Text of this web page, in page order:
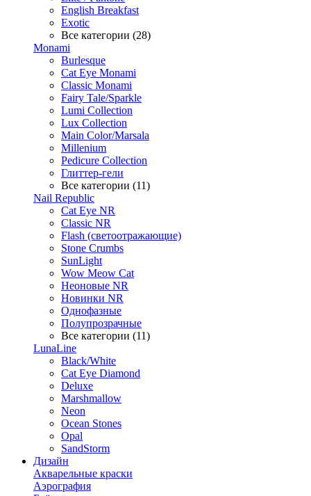
English Breakfast
Exotic
Все категории (28)
Monami
Burlesque
Cat Eye Monami
Classic Monami
Fairy Tale/Sparkle
Lumi Collection
Lux Collection
Main Color/Marsala
Millenium
Pedicure Collection
Глиттер-гели
Все категории (11)
Nail Republic
Cat Eye NR
Classic NR
Flash (светоотражающие)
Stone Crumbs
SunLight
Wow Meow Cat
Неоновые NR
Новинки NR
Однофазные
Полупрозрачные
Все категории (11)
LunaLine
Black/White
Cat Eye Diamond
Deluxe
Marshmallow
Neon
Ocean Stones
Opal
SandStorm
Дизайн
Акварельные краски
Аэрография